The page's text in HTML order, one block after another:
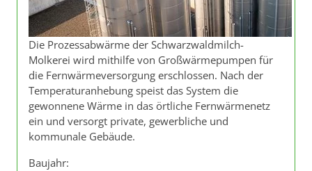
Die Prozessabwärme der Schwarzwaldmilch-
Molkerei wird mithilfe von Großwärmepumpen für
die Fernwärmeversorgung erschlossen. Nach der
Temperaturanhebung speist das System die
gewonnene Wärme in das örtliche Fernwärmenetz
ein und versorgt private, gewerbliche und
kommunale Gebäude.
Baujahr: